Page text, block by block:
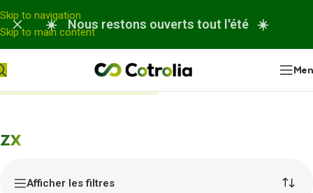
Panneau de gestion des cookies
Skip to navigation
Skip to main content
☀️ Nous restons ouverts tout l'été ☀️
ZX
Afficher les filtres